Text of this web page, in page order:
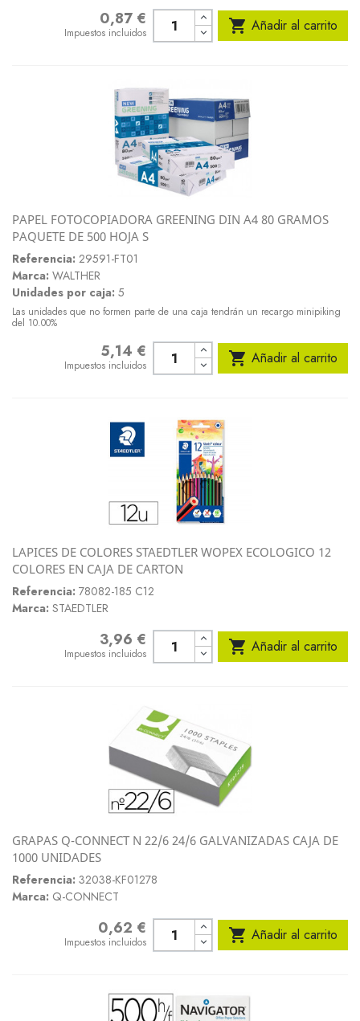
0,87 €
Impuestos incluidos  Añadir al carrito
PAPEL FOTOCOPIADORA GREENING DIN A4 80 GRAMOS
PAQUETE DE 500 HOJA S
Referencia: 29591-FT01
Marca: WALTHER
Unidades por caja: 5
Las unidades que no formen parte de una caja tendrán un recargo minipiking
del 10.00%
5,14 €
Impuestos incluidos  Añadir al carrito
LAPICES DE COLORES STAEDTLER WOPEX ECOLOGICO 12
COLORES EN CAJA DE CARTON
Referencia: 78082-185 C12
Marca: STAEDTLER
3,96 €
Impuestos incluidos  Añadir al carrito
GRAPAS Q-CONNECT N 22/6 24/6 GALVANIZADAS CAJA DE
1000 UNIDADES
Referencia: 32038-KF01278
Marca: Q-CONNECT
0,62 €
Impuestos incluidos  Añadir al carrito